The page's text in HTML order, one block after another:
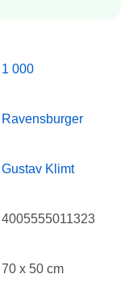
1 000
Ravensburger
Gustav Klimt
4005555011323
70 x 50 cm